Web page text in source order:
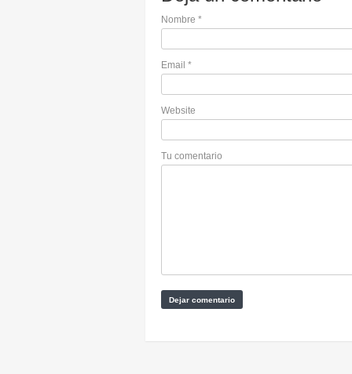
Nombre *
Email *
Website
Tu comentario